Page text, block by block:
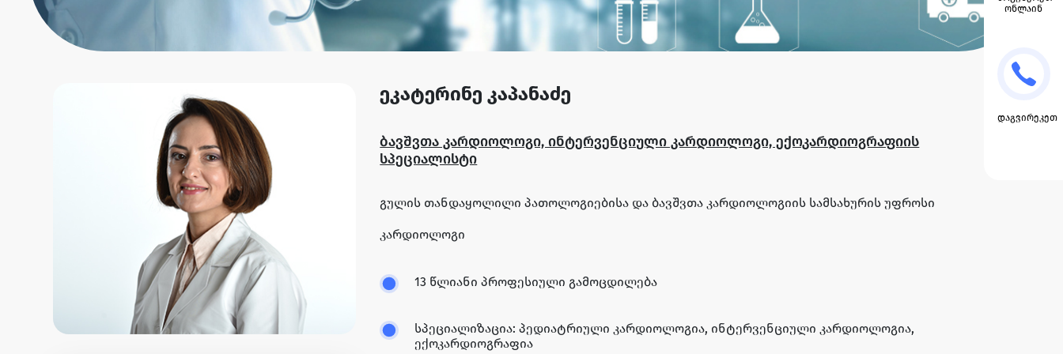
ონლაინ
დაგვირეკეთ
ეკატერინე კაპანაძე
ბავშვთა კარდიოლოგი, ინტერვენციული კარდიოლოგი, ექოკარდიოგრაფიის
სპეციალისტი
გულის თანდაყოლილი პათოლოგიებისა და ბავშვთა კარდიოლოგიის სამსახურის უფროსი
კარდიოლოგი
13 წლიანი პროფესიული გამოცდილება
სპეციალიზაცია: პედიატრიული კარდიოლოგია, ინტერვენციული კარდიოლოგია,
ექოკარდიოგრაფია